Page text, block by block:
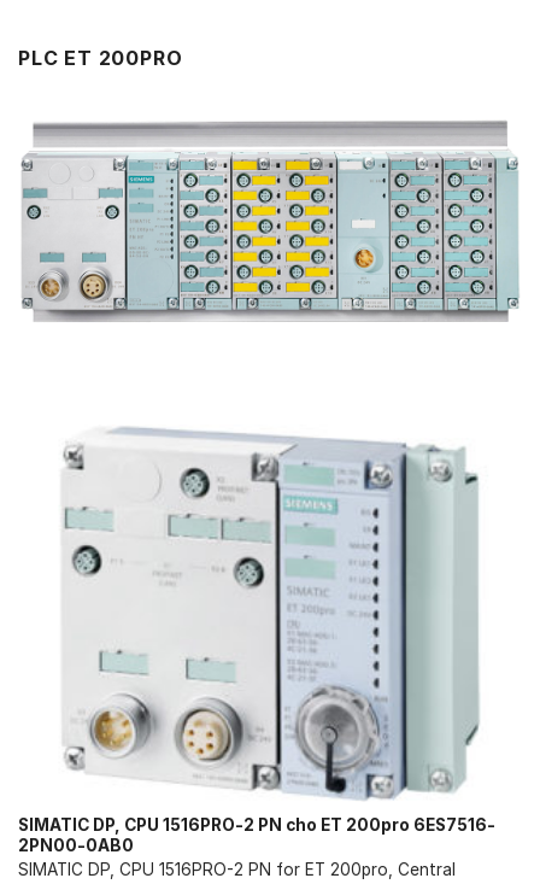
PLC ET 200PRO
SIMATIC DP, CPU 1516PRO-2 PN cho ET 200pro 6ES7516-
2PN00-0AB0
SIMATIC DP, CPU 1516PRO-2 PN for ET 200pro, Central